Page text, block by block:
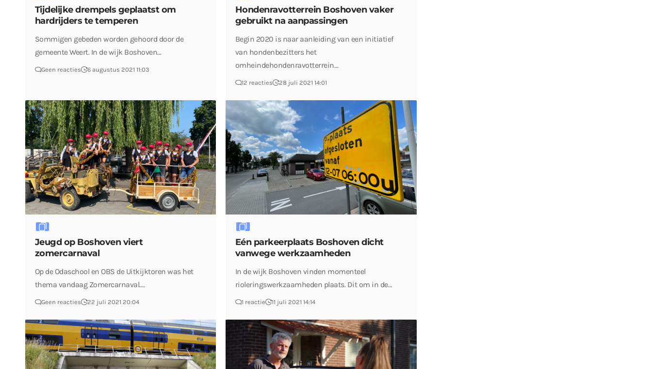
Tijdelijke drempels geplaatst om
hardrijders te temperen
Sommigen gebeden worden gehoord door de
gemeente Weert. In de wijk Boshoven…
Geen reacties 6 augustus 2021 11:03
Hondenravotterrein Boshoven vaker
gebruikt na aanpassingen
Begin 2020 is naar aanleiding van een initiatief
van hondenbezitters het
omheindehondenravotterrein…
12 reacties 28 juli 2021 14:01
Jeugd op Boshoven viert
zomercarnaval
Op de Odaschool en OBS de Uitkijktoren was het
thema vandaag Zomercarnaval.…
Geen reacties 22 juli 2021 20:04
Eén parkeerplaats Boshoven dicht
vanwege werkzaamheden
In de wijk Boshoven vinden momenteel
rioleringswerkzaamheden plaats. Dit om in de…
1 reactie 11 juli 2021 14:14